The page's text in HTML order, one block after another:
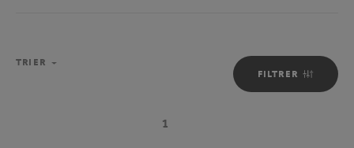
FILTRER
TRIER
1